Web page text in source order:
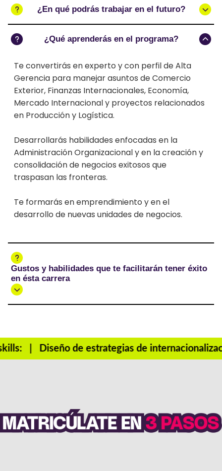
¿En qué podrás trabajar en el futuro?
¿Qué aprenderás en el programa?
Te convertirás en experto y con perfil de Alta
Gerencia para manejar asuntos de Comercio
Exterior, Finanzas Internacionales, Economía,
Mercado Internacional y proyectos relacionados
en Producción y Logística.
Desarrollarás habilidades enfocadas en la
Administración Organizacional y en la creación y
consolidación de negocios exitosos que
traspasan las fronteras.
Te formarás en emprendimiento y en el
desarrollo de nuevas unidades de negocios.
Gustos y habilidades que te facilitarán tener éxito
en ésta carrera
| Diseño de estrategias de